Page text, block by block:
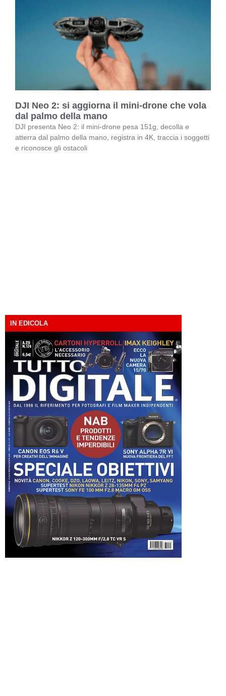
DJI Neo 2: si aggiorna il mini-drone che vola
dal palmo della mano
DJI presenta Neo 2: il mini-drone pesa 151g, decolla e
atterra dal palmo della mano, registra in 4K, traccia i soggetti
e riconosce gli ostacoli
IN EDICOLA